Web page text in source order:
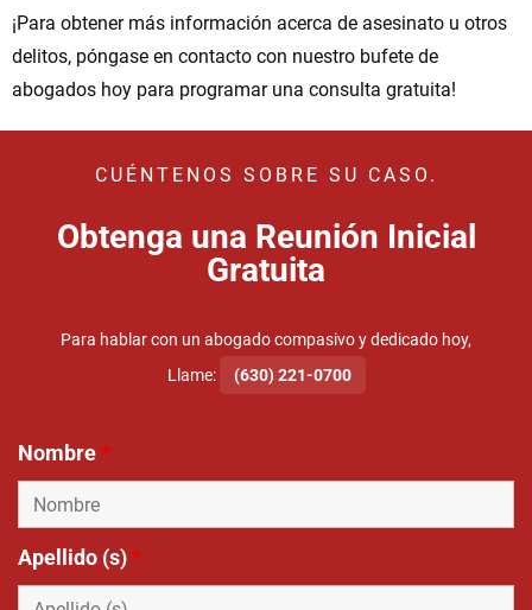
¡Para obtener más información acerca de asesinato u otros
delitos, póngase en contacto con nuestro bufete de
abogados hoy para programar una consulta gratuita!
CUÉNTENOS SOBRE SU CASO.
Obtenga una Reunión Inicial
Gratuita
Para hablar con un abogado compasivo y dedicado hoy,
Llame:
(630) 221-0700
Nombre*
Apellido (s)*